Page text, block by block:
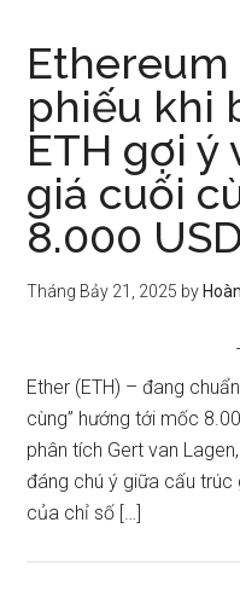
phiếu khi
ETH gợi ý
giá cuối
8.000
Tháng Bảy 21, 2025 by
Ether (ETH) – đang
cùng” hướng tới mốc
phân tích Gert van
đáng chú ý giữa cấu trúc
của chỉ số […]